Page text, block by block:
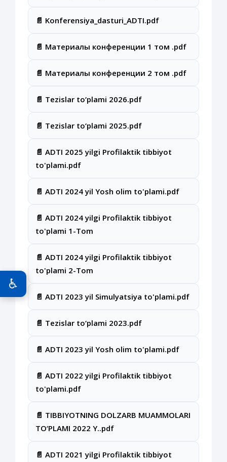
📄 Konferensiya_dasturi_ADTI.pdf
📄 Материалы конференции 1 том .pdf
📄 Материалы конференции 2 том .pdf
📄 Tezislar to‘plami 2026.pdf
📄 Tezislar to‘plami 2025.pdf
📄 ADTI 2025 yilgi Profilaktik tibbiyot
to'plami.pdf
📄 АDTI 2024 yil Yosh olim to'plami.pdf
📄 ADTI 2024 yilgi Profilaktik tibbiyot
to'plami 1-Tom
📄 ADTI 2024 yilgi Profilaktik tibbiyot
to'plami 2-Tom
📄 АDTI 2023 yil Simulyatsiya to'plami.pdf
📄 Tezislar to‘plami 2023.pdf
📄 АDTI 2023 yil Yosh olim to'plami.pdf
📄 ADTI 2022 yilgi Profilaktik tibbiyot
to'plami.pdf
📄 TIBBIYOTNING DOLZARB MUAMMOLARI
TO‘PLAMI 2022 Y..pdf
📄 ADTI 2021 yilgi Profilaktik tibbiyot
♿